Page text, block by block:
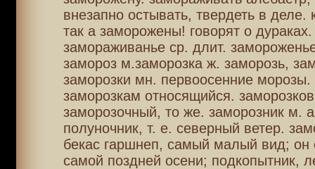
внезапно остывать, твердеть в деле.
так а заморожены! говорят о дураках.
замораживанье ср. длит.
замороз м.заморозка ж. заморозь,
заморозки мн. первоосенние
заморозкам относящийся.
заморозочный, то же. заморозник м.
полуночник, т. е. северный ветер.
бекас гаршнеп, самый малый вид; он
самой поздней осени; подкопытник,